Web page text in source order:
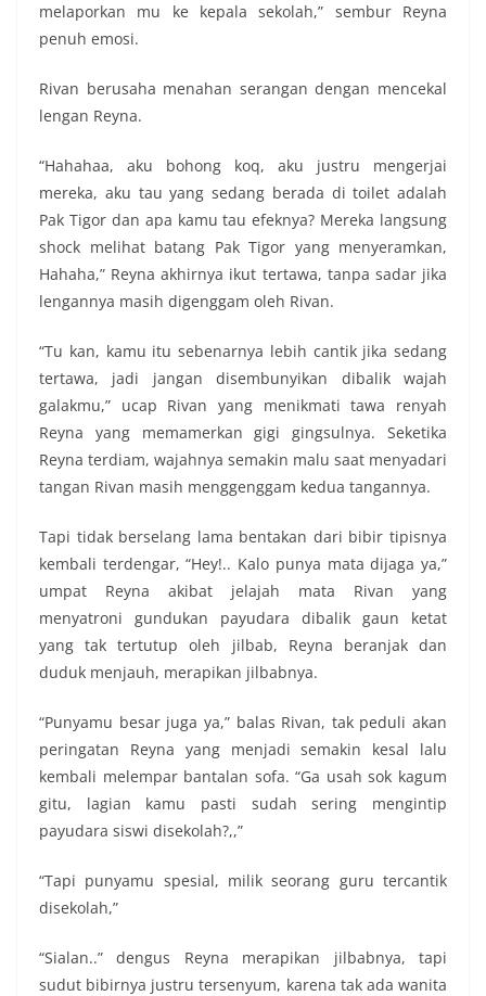
melaporkan mu ke kepala sekolah,” sembur Reyna
penuh emosi.
Rivan berusaha menahan serangan dengan mencekal
lengan Reyna.
“Hahahaa, aku bohong koq, aku justru mengerjai
mereka, aku tau yang sedang berada di toilet adalah
Pak Tigor dan apa kamu tau efeknya? Mereka langsung
shock melihat batang Pak Tigor yang menyeramkan,
Hahaha,” Reyna akhirnya ikut tertawa, tanpa sadar jika
lengannya masih digenggam oleh Rivan.
“Tu kan, kamu itu sebenarnya lebih cantik jika sedang
tertawa, jadi jangan disembunyikan dibalik wajah
galakmu,” ucap Rivan yang menikmati tawa renyah
Reyna yang memamerkan gigi gingsulnya. Seketika
Reyna terdiam, wajahnya semakin malu saat menyadari
tangan Rivan masih menggenggam kedua tangannya.
Tapi tidak berselang lama bentakan dari bibir tipisnya
kembali terdengar, “Hey!.. Kalo punya mata dijaga ya,”
umpat Reyna akibat jelajah mata Rivan yang
menyatroni gundukan payudara dibalik gaun ketat
yang tak tertutup oleh jilbab, Reyna beranjak dan
duduk menjauh, merapikan jilbabnya.
“Punyamu besar juga ya,” balas Rivan, tak peduli akan
peringatan Reyna yang menjadi semakin kesal lalu
kembali melempar bantalan sofa. “Ga usah sok kagum
gitu, lagian kamu pasti sudah sering mengintip
payudara siswi disekolah?,,”
“Tapi punyamu spesial, milik seorang guru tercantik
disekolah,”
“Sialan..” dengus Reyna merapikan jilbabnya, tapi
sudut bibirnya justru tersenyum, karena tak ada wanita